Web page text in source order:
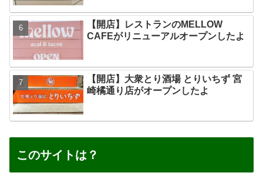
【開店】レストランのMELLOW
CAFEがリニューアルオープンしたよ
【開店】大衆とり酒場 とりいちず 宮
崎橘通り店がオープンしたよ
このサイトは？